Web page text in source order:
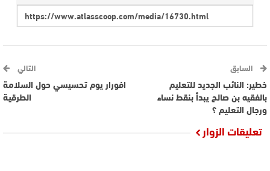
السابق
خطير: النائب الجديد للتعليم
بالفقيه بن صالح يبدأ بنقط نساء
ورجال التعليم ؟
التالي
افورار يوم تحسيسي حول السلامة
الطرقية
تعليقات الزوار